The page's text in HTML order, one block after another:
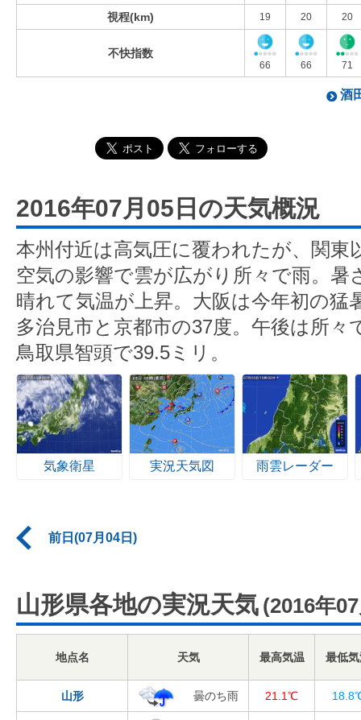
視程(km) 19 20 20
不快指数
66 66 71
酒
2016年07月05日の天気概況
本州付近は高気圧に覆われたが、関東
空気の影響で雲が広がり所々で雨。暑
晴れて気温が上昇。大阪は今年初の猛
多治見市と京都市の37度。午後は所々
鳥取県智頭で39.5ミリ。
気象衛星 実況天気図 雨雲レーダー
前日(07月04日)
山形県各地の実況天気 (2016年
地点名 天気 最高気温 最低
山形 曇のち雨 21.1℃